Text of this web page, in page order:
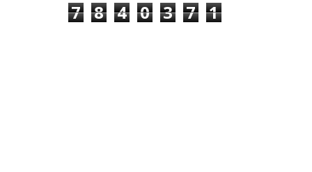
7 8 4 0 3 7 1